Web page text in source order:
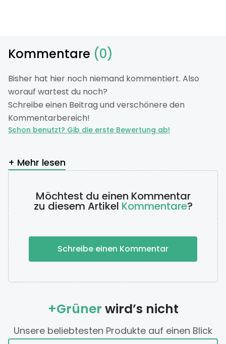
Kommentare (0)
Bisher hat hier noch niemand kommentiert. Also
worauf wartest du noch?
Schreibe einen Beitrag und verschönere den
Kommentarbereich!
Schon benutzt? Gib die erste Bewertung ab!
+ Mehr lesen
Möchtest du einen Kommentar
zu diesem Artikel Kommentare?
Schreibe einen Kommentar
+Grüner wird’s nicht
Unsere beliebtesten Produkte auf einen Blick